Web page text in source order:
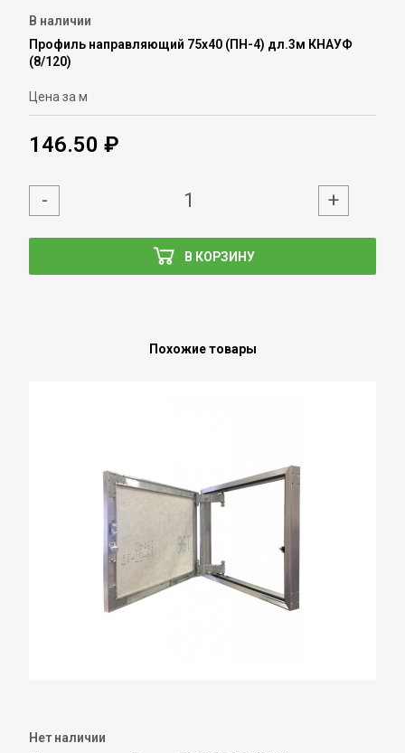
В наличии
Профиль направляющий 75х40 (ПН-4) дл.3м КНАУФ
(8/120)
Цена за м
146.50 ₽
В КОРЗИНУ
- +
Похожие товары
Нет наличии